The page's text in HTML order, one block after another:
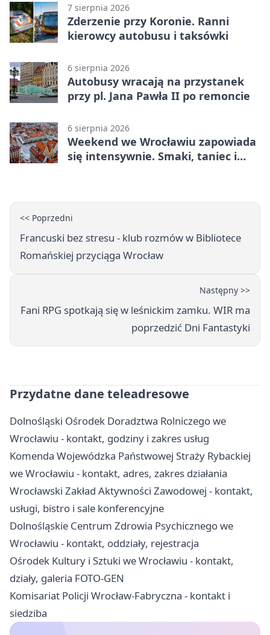
7 sierpnia 2026
Zderzenie przy Koronie. Ranni
kierowcy autobusu i taksówki
6 sierpnia 2026
Autobusy wracają na przystanek
przy pl. Jana Pawła II po remoncie
6 sierpnia 2026
Weekend we Wrocławiu zapowiada
się intensywnie. Smaki, taniec i
<< Poprzedni
Francuski bez stresu - klub rozmów w Bibliotece
Romańskiej przyciąga Wrocław
Następny >>
Fani RPG spotkają się w leśnickim zamku. WIR ma
poprzedzić Dni Fantastyki
Przydatne dane teleadresowe
Dolnośląski Ośrodek Doradztwa Rolniczego we
Wrocławiu - kontakt, godziny i zakres usług
Komenda Wojewódzka Państwowej Straży Rybackiej
we Wrocławiu - kontakt, adres, zakres działania
Wrocławski Zakład Aktywności Zawodowej - kontakt,
usługi, bistro i sale konferencyjne
Dolnośląskie Centrum Zdrowia Psychicznego we
Wrocławiu - kontakt, oddziały, rejestracja
Ośrodek Kultury i Sztuki we Wrocławiu - kontakt,
działy, galeria FOTO-GEN
Komisariat Policji Wrocław-Fabryczna - kontakt i
siedziba